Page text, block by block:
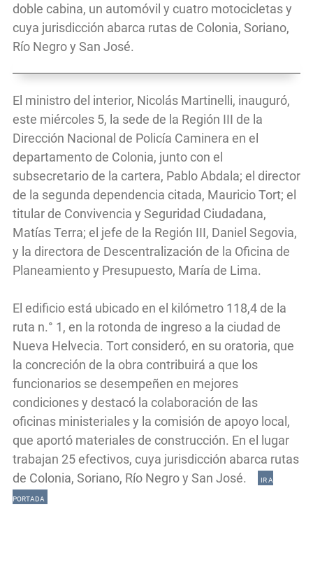
doble cabina, un automóvil y cuatro motocicletas y
cuya jurisdicción abarca rutas de Colonia, Soriano,
Río Negro y San José.
El ministro del interior, Nicolás Martinelli, inauguró,
este miércoles 5, la sede de la Región III de la
Dirección Nacional de Policía Caminera en el
departamento de Colonia, junto con el
subsecretario de la cartera, Pablo Abdala; el director
de la segunda dependencia citada, Mauricio Tort; el
titular de Convivencia y Seguridad Ciudadana,
Matías Terra; el jefe de la Región III, Daniel Segovia,
y la directora de Descentralización de la Oficina de
Planeamiento y Presupuesto, María de Lima.
El edificio está ubicado en el kilómetro 118,4 de la
ruta n.° 1, en la rotonda de ingreso a la ciudad de
Nueva Helvecia. Tort consideró, en su oratoria, que
la concreción de la obra contribuirá a que los
funcionarios se desempeñen en mejores
condiciones y destacó la colaboración de las
oficinas ministeriales y la comisión de apoyo local,
que aportó materiales de construcción. En el lugar
trabajan 25 efectivos, cuya jurisdicción abarca rutas
de Colonia, Soriano, Río Negro y San José.
IR A
PORTADA